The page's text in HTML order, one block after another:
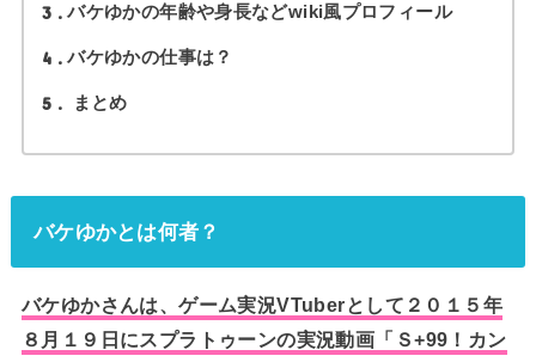
3 バケゆかの年齢や身長などwiki風プロフィール
4 バケゆかの仕事は？
5 まとめ
バケゆかとは何者？
バケゆかさんは、ゲーム実況VTuberとして２０１５年
８月１９日にスプラトゥーンの実況動画「Ｓ+99！カン